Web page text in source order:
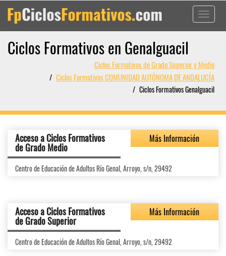
Toggle
Ciclos Formativos en Genalguacil
Ciclos Formativos de Grado Superior y Medio
Ciclos Formativos COMUNIDAD AUTÓNOMA DE ANDALUCÍA
Ciclos Formativos Genalguacil
Acceso a Ciclos Formativos
de Grado Medio
Más Información
Centro de Educación de Adultos Río Genal, Arroyo, s/n, 29492
Acceso a Ciclos Formativos
de Grado Superior
Más Información
Centro de Educación de Adultos Río Genal, Arroyo, s/n, 29492